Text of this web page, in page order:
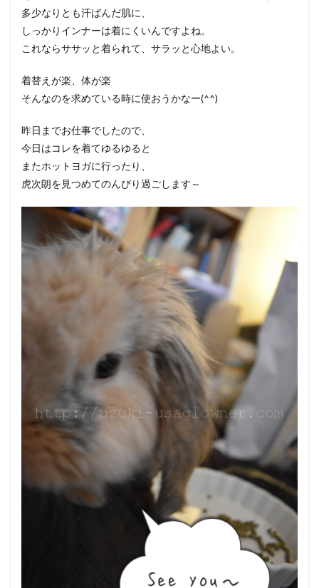
多少なりとも汗ばんだ肌に、
しっかりインナーは着にくいんですよね。
これならササッと着られて、サラッと心地よい。
着替えが楽、体が楽
そんなのを求めている時に使おうかなー(^^)
昨日までお仕事でしたので、
今日はコレを着てゆるゆると
またホットヨガに行ったり、
虎次朗を見つめてのんびり過ごします～